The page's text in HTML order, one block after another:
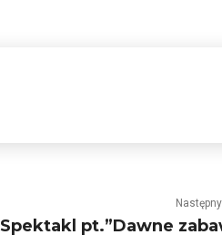
Spektakl pt.”Dawne